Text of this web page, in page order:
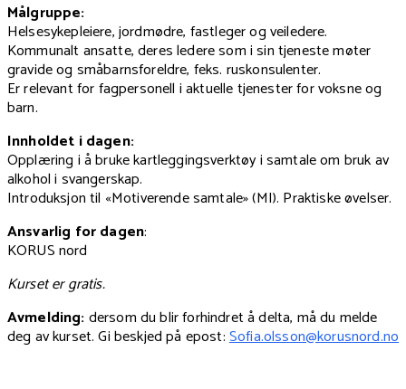
Målgruppe:
Helsesykepleiere, jordmødre, fastleger og veiledere.
Kommunalt ansatte, deres ledere som i sin tjeneste møter
gravide og småbarnsforeldre, feks. ruskonsulenter.
Er relevant for fagpersonell i aktuelle tjenester for voksne og
barn.
Innholdet i dagen:
Opplæring i å bruke kartleggingsverktøy i samtale om bruk av
alkohol i svangerskap.
Introduksjon til «Motiverende samtale» (MI). Praktiske øvelser.
Ansvarlig for dagen:
KORUS nord
Kurset er gratis.
Avmelding: dersom du blir forhindret å delta, må du melde
deg av kurset. Gi beskjed på epost:Sofia.olsson@korusnord.no